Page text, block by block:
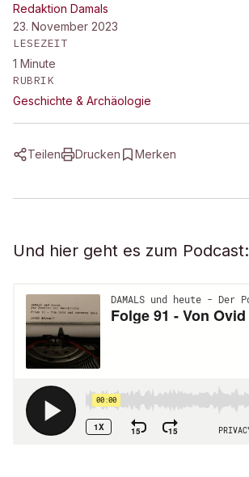
Redaktion Damals
23. November 2023
LESEZEIT
1 Minute
RUBRIK
Geschichte & Archäologie
Teilen Drucken Merken
Und hier geht es zum Podcast: